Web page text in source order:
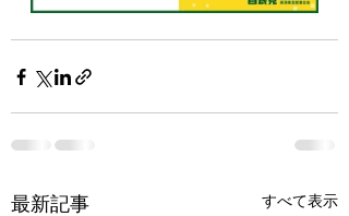
最新記事 すべて表示